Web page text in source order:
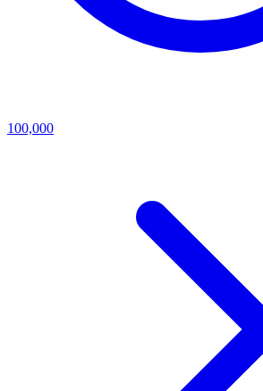
100,000